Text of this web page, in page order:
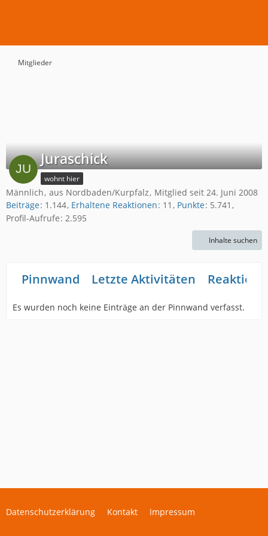
Mitglieder
Juraschick
wohnt hier
Männlich aus Nordbaden/Kurpfalz Mitglied seit 24. Juni 2008
Beiträge 1.144 Erhaltene Reaktionen 11 Punkte 5.741
Profil-Aufrufe 2.595
Inhalte suchen
Pinnwand Letzte Aktivitäten
Es wurden noch keine Einträge an der Pinnwand verfasst.
Datenschutzerklärung Kontakt Impressum